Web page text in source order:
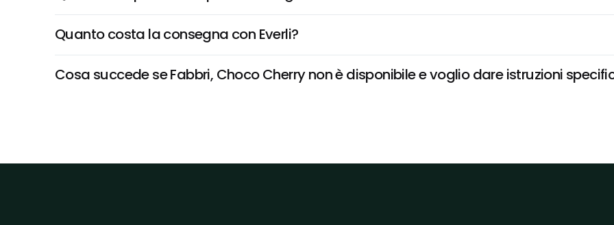
Quanto costa la consegna con Everli?
Cosa succede se Fabbri, Choco Cherry non è disponibile e voglio dare istruzioni